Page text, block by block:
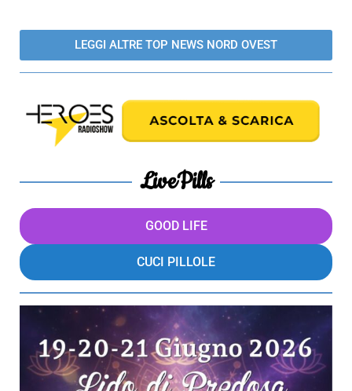
LEGGI ALTRE TOP NEWS NORD OVEST
LivePills
GOOD LIFE
CUCI PILLOLE